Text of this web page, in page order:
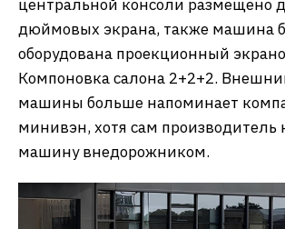
центральной консоли размещено
дюймовых экрана, также машина
оборудована проекционный
Компоновка салона 2+2+2.
машины больше напоминает
минивэн, хотя сам производитель
машину внедорожником.